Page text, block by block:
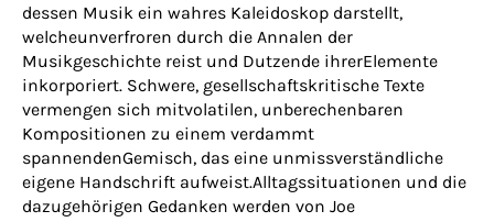
dessen Musik ein wahres Kaleidoskop darstellt,
welcheunverfroren durch die Annalen der
Musikgeschichte reist und Dutzende ihrerElemente
inkorporiert. Schwere, gesellschaftskritische Texte
vermengen sich mitvolatilen, unberechenbaren
Kompositionen zu einem verdammt
spannendenGemisch, das eine unmissverständliche
eigene Handschrift aufweist.Alltagssituationen und die
dazugehörigen Gedanken werden von Joe